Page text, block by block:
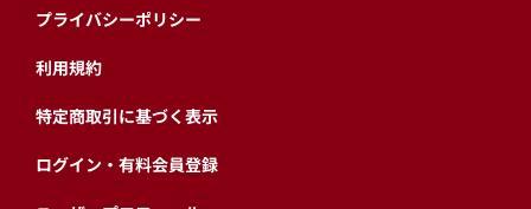
プライバシーポリシー
利用規約
特定商取引に基づく表示
ログイン・有料会員登録